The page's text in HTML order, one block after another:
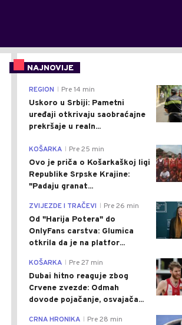
NAJNOVIJE
REGION Pre 14 min
Uskoro u Srbiji: Pametni
uređaji otkrivaju saobraćajne
prekršaje u realn...
KOŠARKA Pre 25 min
Ovo je priča o Košarkaškoj ligi
Republike Srpske Krajine:
"Padaju granat...
ZVIJEZDE I TRAČEVI Pre 26 min
Od "Harija Potera" do
OnlyFans carstva: Glumica
otkrila da je na platfor...
KOŠARKA Pre 27 min
Dubai hitno reaguje zbog
Crvene zvezde: Odmah
dovode pojačanje, osvajača...
CRNA HRONIKA Pre 28 min